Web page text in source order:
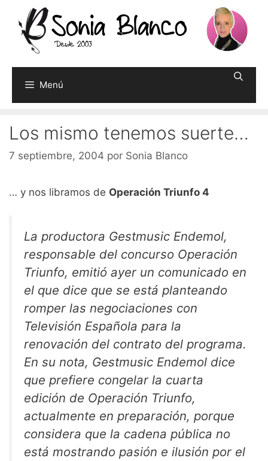
contenido
Menú
Los mismo tenemos suerte…
7 septiembre, 2004 por Sonia Blanco
… y nos libramos de Operación Triunfo 4
La productora Gestmusic Endemol,
responsable del concurso Operación
Triunfo, emitió ayer un comunicado en
el que dice que se está planteando
romper las negociaciones con
Televisión Española para la
renovación del contrato del programa.
En su nota, Gestmusic Endemol dice
que prefiere congelar la cuarta
edición de Operación Triunfo,
actualmente en preparación, porque
considera que la cadena pública no
está mostrando pasión e ilusión por el